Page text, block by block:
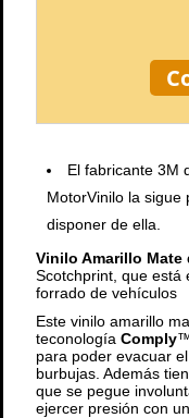
El fabricante 3M
MotorVinilo la sigue
disponer de ella.
Vinilo Amarillo Mate
Scotchprint, que está
forrado de vehículos
Este vinilo amarillo
teconología Comply
para poder evacuar
burbujas. Además
que se pegue
ejercer presión con